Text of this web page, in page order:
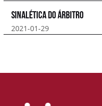
Sinalética do Árbitro
2021-01-29